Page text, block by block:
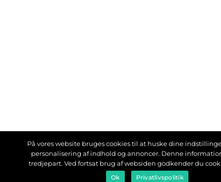
På vores website bruges cookies til at huske dine
personalisering af indhold og annoncer. Denne
tredjepart. Ved fortsat brug af websiden godkender du
Ok Privatlivspolitik